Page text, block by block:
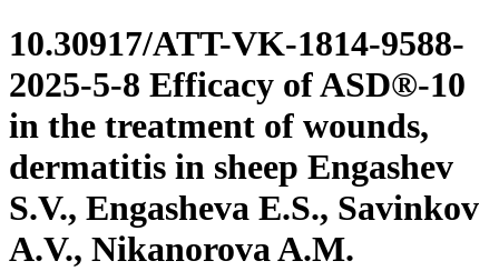
10.30917/ATT-VK-1814-9588-
2025-5-8 Efficacy of ASD®-10
in the treatment of wounds,
dermatitis in sheep Engashev
S.V., Engasheva E.S., Savinkov
A.V., Nikanorova A.M.